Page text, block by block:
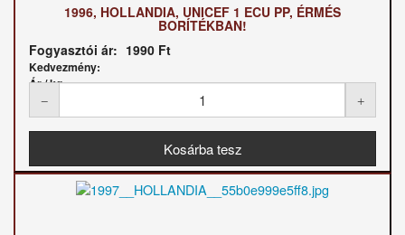
1996, HOLLANDIA, UNICEF 1 ECU PP, ÉRMÉS
BORÍTÉKBAN!
Fogyasztói ár: 1990 Ft
Kedvezmény:
Ár / kg: